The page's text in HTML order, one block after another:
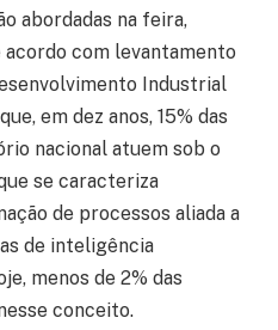
abordadas na feira,
com levantamento
Industrial
em dez anos, 15% das
nacional atuem sob o
se caracteriza
de processos aliada a
de inteligência
menos de 2% das
conceito.